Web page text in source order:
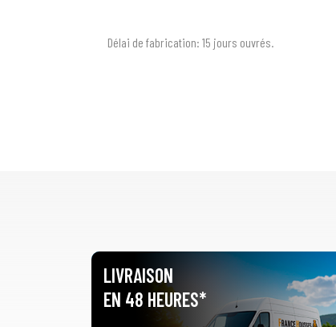
Délai de fabrication: 15 jours ouvrés.
LIVRAISON
EN 48 HEURES*